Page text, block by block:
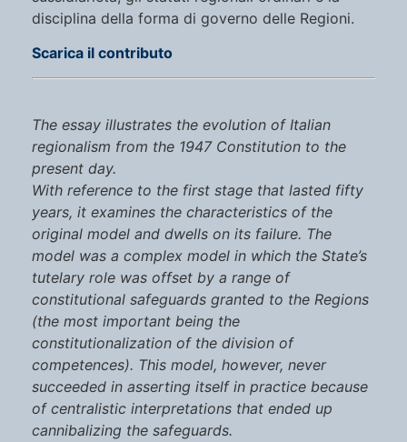
disciplina della forma di governo delle Regioni.
Scarica il contributo
The essay illustrates the evolution of Italian
regionalism from the 1947 Constitution to the
present day.
With reference to the first stage that lasted fifty
years, it examines the characteristics of the
original model and dwells on its failure. The
model was a complex model in which the State’s
tutelary role was offset by a range of
constitutional safeguards granted to the Regions
(the most important being the
constitutionalization of the division of
competences). This model, however, never
succeeded in asserting itself in practice because
of centralistic interpretations that ended up
cannibalizing the safeguards.